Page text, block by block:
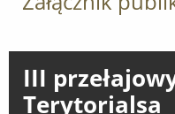
III
Terytorialsa